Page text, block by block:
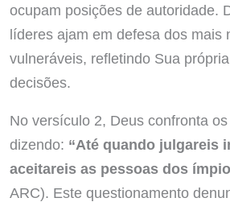
ocupam posições de autoridade.
líderes ajam em defesa dos mais
vulneráveis, refletindo Sua
decisões.
No versículo 2, Deus confronta
dizendo: “Até quando julgareis
aceitareis as pessoas dos
ARC). Este questionamento